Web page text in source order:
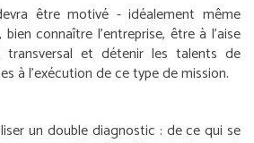
être motivé - idéalement même
connaître l’entreprise, être à l’aise
transversal et détenir les talents de
à l’exécution de ce type de mission.
un double diagnostic : de ce qui se